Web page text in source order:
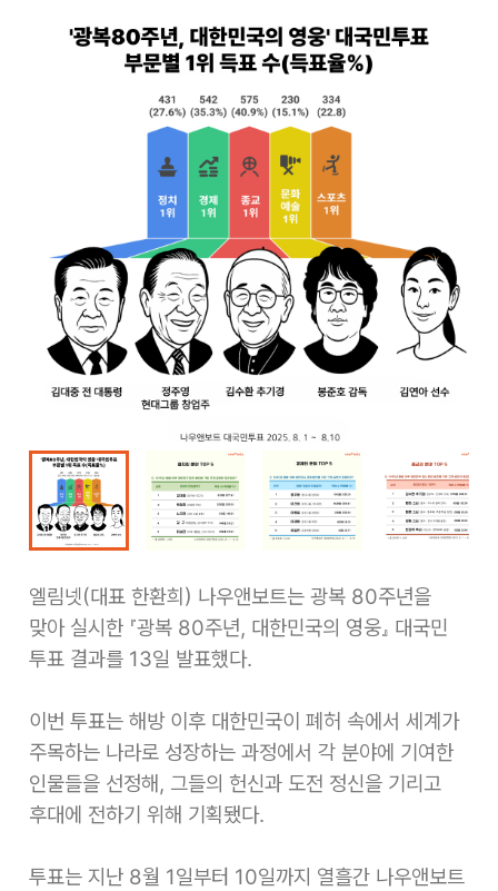
엘림넷(대표 한환희) 나우앤보트는 광복 80주년을
맞아 실시한 『광복 80주년, 대한민국의 영웅』 대국민
투표 결과를 13일 발표했다.
이번 투표는 해방 이후 대한민국이 폐허 속에서 세계가
주목하는 나라로 성장하는 과정에서 각 분야에 기여한
인물들을 선정해, 그들의 헌신과 도전 정신을 기리고
후대에 전하기 위해 기획됐다.
투표는 지난 8월 1일부터 10일까지 열흘간 나우앤보트